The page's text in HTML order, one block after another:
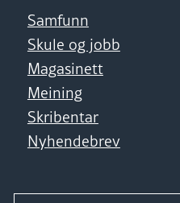
Samfunn
Skule og jobb
Magasinett
Meining
Skribentar
Nyhendebrev